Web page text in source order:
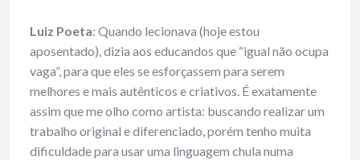
Luiz Poeta: Quando lecionava (hoje estou
aposentado), dizia aos educandos que “igual não ocupa
vaga”, para que eles se esforçassem para serem
melhores e mais autênticos e criativos. É exatamente
assim que me olho como artista: buscando realizar um
trabalho original e diferenciado, porém tenho muita
dificuldade para usar uma linguagem chula numa